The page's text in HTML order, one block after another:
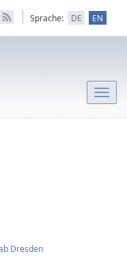
Sprache: DE EN
Toggle
Dresden